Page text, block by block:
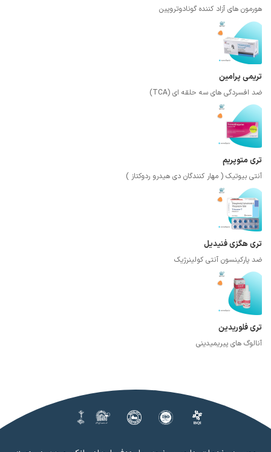
هورمون های آزاد کننده گونادوتروپین
تریمی پرامین
ضد افسردگی های سه حلقه ای (TCA)
تری متوپریم
آنتی بیوتیک ( مهار کنندگان دی هیدرو ردوکتاز )
تری هگزی فنیدیل
ضد پارکینسون آنتی کولینرژیک
تری فلوریدین
آنالوگ های پیریمیدینی